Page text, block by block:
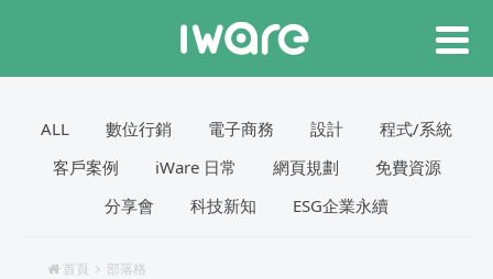
ALL 數位行銷 電子商務 設計
程式/系統
客戶案例
iWare 日常 網頁規劃
免費資源
分享會
科技新知 ESG企業永續
首頁 部落格